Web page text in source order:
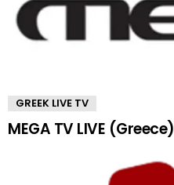
GREEK LIVE TV
MEGA TV LIVE (Greece)